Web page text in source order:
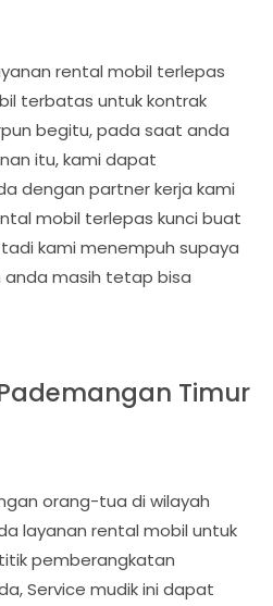
rental mobil terlepas
terbatas untuk kontrak
begitu, pada saat anda
itu, kami dapat
dengan partner kerja kami
mobil terlepas kunci buat
kami menempuh supaya
masih tetap bisa
Timur
orang-tua di wilayah
layanan rental mobil untuk
pemberangkatan
Service mudik ini dapat